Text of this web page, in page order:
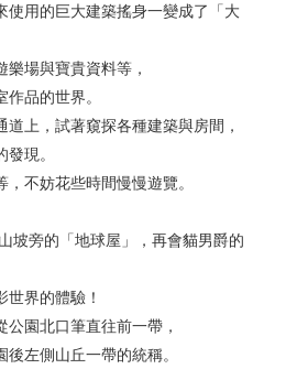
使用的巨大建築搖身一變成了「大
場與寶貴資料等，
品的世界。
道上，試著窺探各種建築與房間，
現。
，不妨花些時間慢慢遊覽。
坡旁的「地球屋」，再會貓男爵的
世界的體驗！
公園北口筆直往前一帶，
左側山丘一帶的統稱。